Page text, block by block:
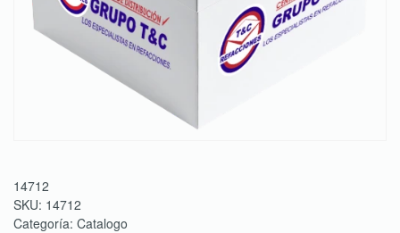
14712
SKU: 14712
Categoría: Catalogo